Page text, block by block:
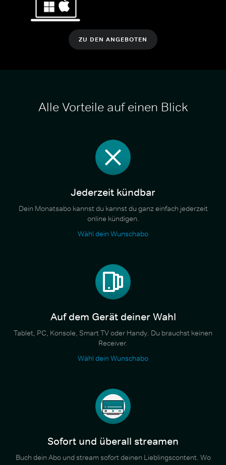
ZU DEN ANGEBOTEN
Alle Vorteile auf einen Blick
Jederzeit kündbar
Dein Monatsabo kannst du kannst du ganz einfach jederzeit
online kündigen.
Wähl dein Wunschabo
Auf dem Gerät deiner Wahl
Tablet, PC, Konsole, Smart TV oder Handy. Du brauchst keinen
Receiver.
Wähl dein Wunschabo
Sofort und überall streamen
Buch dein Abo und stream sofort deinen Lieblingscontent. Wo